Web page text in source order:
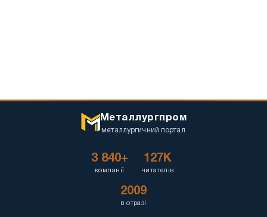
Металлургпром
металлургичний портал
3 840+
компанії
127K
читателів
2009
в отразі